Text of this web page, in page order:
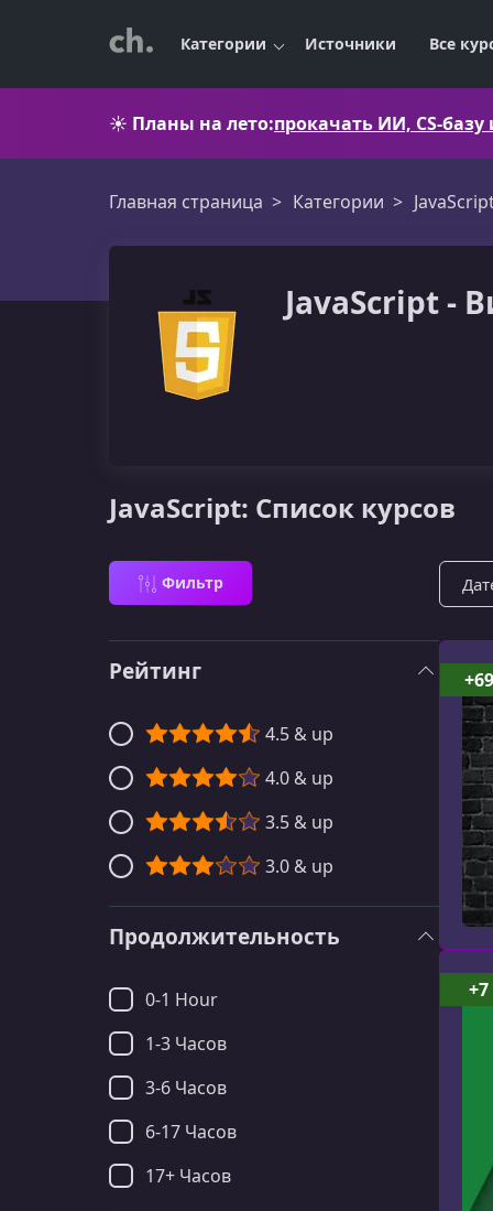
Категории Источники Все
☀️ Планы на лето:прокачать ИИ, CS-
Главная страница Категории
JavaScript -
JavaScript: Список курсов
Фильтр
Рейтинг
4.5 & up
4.0 & up
3.5 & up
3.0 & up
Продолжительность
0-1 Hour
1-3 Часов
3-6 Часов
6-17 Часов
17+ Часов
+69
+7